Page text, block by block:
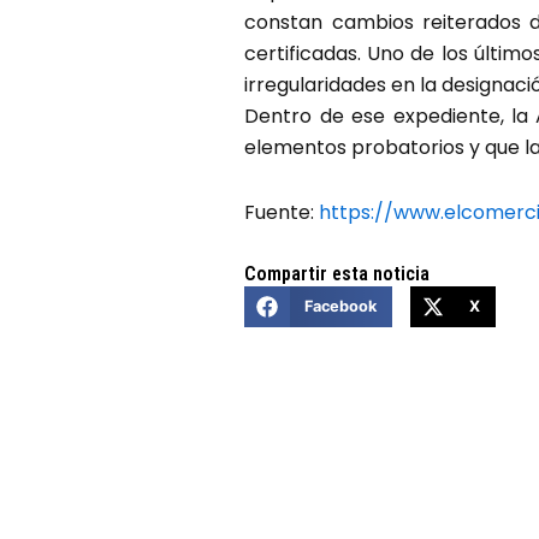
constan cambios reiterados
certificadas. Uno de los
irregularidades en la
Dentro de ese expediente,
elementos probatorios y que
Fuente: https://
Compartir esta noticia
Facebook X